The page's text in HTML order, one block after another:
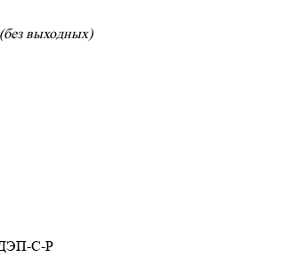
выходных)
ДЭП-С-Р